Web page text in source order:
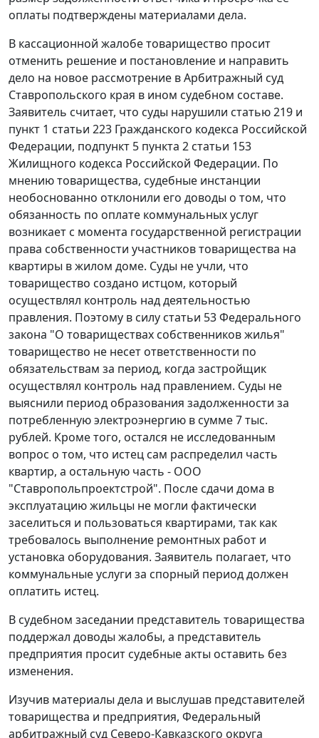
оплаты подтверждены материалами дела.
В кассационной жалобе товарищество просит
отменить решение и постановление и направить
дело на новое рассмотрение в Арбитражный суд
Ставропольского края в ином судебном составе.
Заявитель считает, что суды нарушили статью 219 и
пункт 1 статьи 223 Гражданского кодекса Российской
Федерации, подпункт 5 пункта 2 статьи 153
Жилищного кодекса Российской Федерации. По
мнению товарищества, судебные инстанции
необоснованно отклонили его доводы о том, что
обязанность по оплате коммунальных услуг
возникает с момента государственной регистрации
права собственности участников товарищества на
квартиры в жилом доме. Суды не учли, что
товарищество создано истцом, который
осуществлял контроль над деятельностью
правления. Поэтому в силу статьи 53Федерального
закона "О товариществах собственников жилья"
товарищество не несет ответственности по
обязательствам за период, когда застройщик
осуществлял контроль над правлением. Суды не
выяснили период образования задолженности за
потребленную электроэнергию в сумме 7 тыс.
рублей. Кроме того, остался не исследованным
вопрос о том, что истец сам распределил часть
квартир, а остальную часть - ООО
"Ставропольпроектстрой". После сдачи дома в
эксплуатацию жильцы не могли фактически
заселиться и пользоваться квартирами, так как
требовалось выполнение ремонтных работ и
установка оборудования. Заявитель полагает, что
коммунальные услуги за спорный период должен
оплатить истец.
В судебном заседании представитель товарищества
поддержал доводы жалобы, а представитель
предприятия просит судебные акты оставить без
изменения.
Изучив материалы дела и выслушав представителей
товарищества и предприятия, Федеральный
арбитражный суд Северо-Кавказского округа